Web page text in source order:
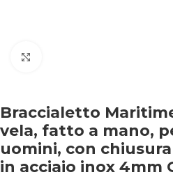
Braccialetto
vela, fatto a mano,
uomini, con
in acciaio inox 4mm